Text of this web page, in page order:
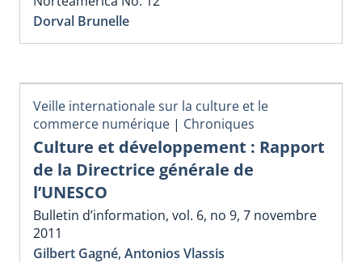
Dorval Brunelle
Veille internationale sur la culture et le
commerce numérique | Chroniques
Culture et développement : Rapport
de la Directrice générale de
l’UNESCO
Bulletin d’information, vol. 6, no 9, 7 novembre
2011
Gilbert Gagné, Antonios Vlassis